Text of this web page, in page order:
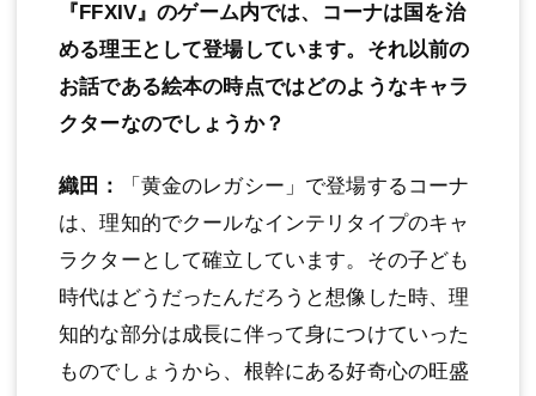
『FFXIV』のゲーム内では、コーナは国を治
める理王として登場しています。それ以前の
お話である絵本の時点ではどのようなキャラ
クターなのでしょうか？
織田：
「黄金のレガシー」で登場するコーナ
は、理知的でクールなインテリタイプのキャ
ラクターとして確立しています。その子ども
時代はどうだったんだろうと想像した時、理
知的な部分は成長に伴って身につけていった
ものでしょうから、根幹にある好奇心の旺盛